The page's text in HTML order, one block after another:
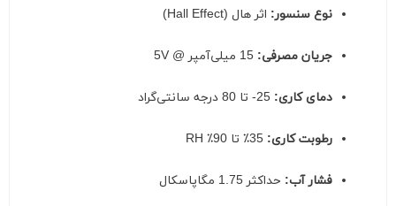
نوع سنسور: اثر هال (Hall Effect)
جریان مصرفی: 15 میلی‌آمپر @ 5V
دمای کاری: 25- تا 80 درجه سانتی‌گراد
رطوبت کاری: 35٪ تا 90٪ RH
فشار آب: حداکثر 1.75 مگاپاسکال